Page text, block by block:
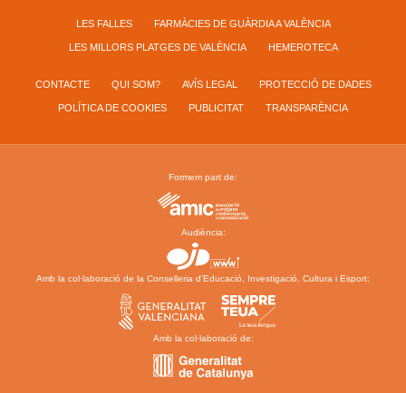
LES FALLES FARMÀCIES DE GUÀRDIA A VALÈNCIA
LES MILLORS PLATGES DE VALÈNCIA HEMEROTECA
CONTACTE QUI SOM? AVÍS LEGAL PROTECCIÓ DE DADES
POLÍTICA DE COOKIES PUBLICITAT TRANSPARÈNCIA
Formem part de:
Audiència:
Amb la col·laboració de la Conselleria d’Educació, Investigació, Cultura i Esport:
Amb la col·laboració de: